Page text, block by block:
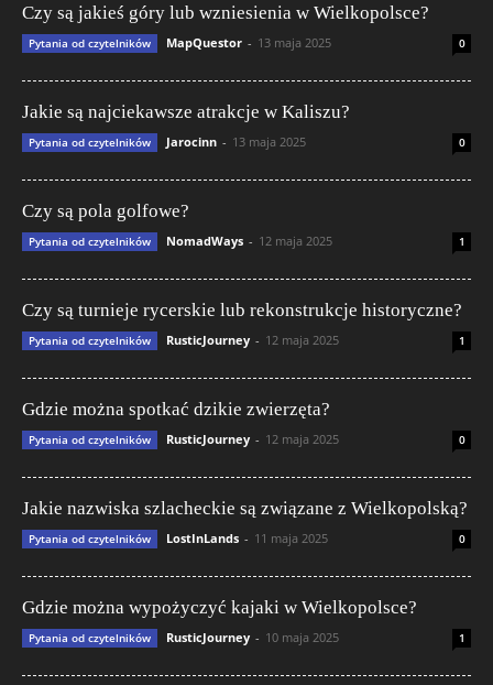
Czy są jakieś góry lub wzniesienia w Wielkopolsce?
Pytania od czytelników MapQuestor - 13 maja 2025 0
Jakie są najciekawsze atrakcje w Kaliszu?
Pytania od czytelników Jarocinn - 13 maja 2025 0
Czy są pola golfowe?
Pytania od czytelników NomadWays - 12 maja 2025 1
Czy są turnieje rycerskie lub rekonstrukcje historyczne?
Pytania od czytelników RusticJourney - 12 maja 2025 1
Gdzie można spotkać dzikie zwierzęta?
Pytania od czytelników RusticJourney - 12 maja 2025 0
Jakie nazwiska szlacheckie są związane z Wielkopolską?
Pytania od czytelników LostInLands - 11 maja 2025 0
Gdzie można wypożyczyć kajaki w Wielkopolsce?
Pytania od czytelników RusticJourney - 10 maja 2025 1